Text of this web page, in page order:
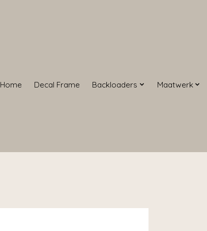
Home Decal Frame Backloaders Maatwerk